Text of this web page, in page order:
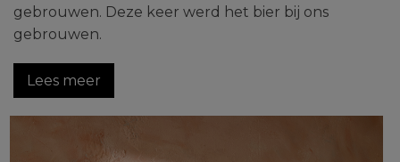
gebrouwen. Deze keer werd het bier bij ons
gebrouwen.
Lees meer